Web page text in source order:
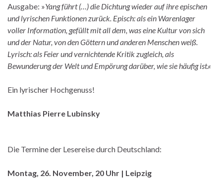
Ausgabe: »Yang führt (…) die Dichtung wieder auf ihre epischen
und lyrischen Funktionen zurück. Episch: als ein Warenlager
voller Information, gefüllt mit all dem, was eine Kultur von sich
und der Natur, von den Göttern und anderen Menschen weiß.
Lyrisch: als Feier und vernichtende Kritik zugleich, als
Bewunderung der Welt und Empörung darüber, wie sie häufig ist.«
Ein lyrischer Hochgenuss!
Matthias Pierre Lubinsky
Die Termine der Lesereise durch Deutschland:
Montag, 26. November, 20 Uhr | Leipzig